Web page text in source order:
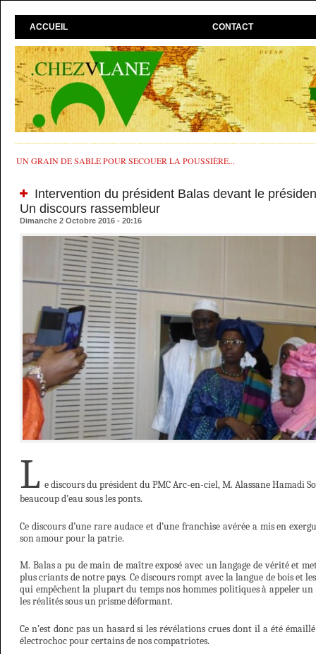
ACCUEIL CONTACT
UN GRAIN DE SABLE POUR SECOUER LA POUSSIÈRE...
Intervention du président Balas devant le
Un discours rassembleur
Dimanche 2 Octobre 2016 - 20:16
L e discours du président du PMC Arc-en-ciel, M. Alassane Hamadi
beaucoup d’eau sous les ponts.
Ce discours d’une rare audace et d’une franchise avérée a mis en
son amour pour la patrie.
M. Balas a pu de main de maître exposé avec un langage de vérité et
plus criants de notre pays. Ce discours rompt avec la langue de bois et
qui empêchent la plupart du temps nos hommes politiques à appeler
les réalités sous un prisme déformant.
Ce n’est donc pas un hasard si les révélations crues dont il a été
électrochoc pour certains de nos compatriotes.